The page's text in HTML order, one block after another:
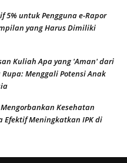
5% untuk Pengguna e-Rapor
yang Harus Dimiliki
Kuliah Apa yang 'Aman' dari
Rupa: Menggali Potensi Anak
Kesehatan
Efektif Meningkatkan IPK di